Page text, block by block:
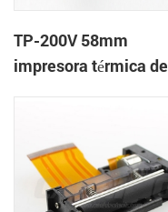
TP-200V 58mm
impresora térmica de